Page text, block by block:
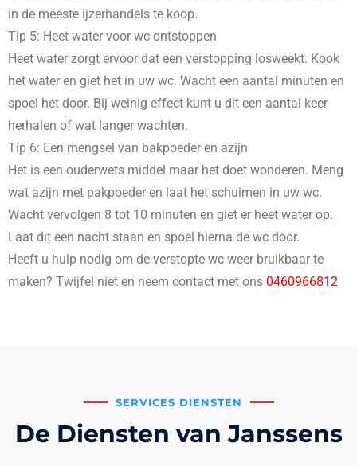
in de meeste ijzerhandels te koop.
Tip 5: Heet water voor wc ontstoppen
Heet water zorgt ervoor dat een verstopping losweekt. Kook
het water en giet het in uw wc. Wacht een aantal minuten en
spoel het door. Bij weinig effect kunt u dit een aantal keer
herhalen of wat langer wachten.
Tip 6: Een mengsel van bakpoeder en azijn
Het is een ouderwets middel maar het doet wonderen. Meng
wat azijn met pakpoeder en laat het schuimen in uw wc.
Wacht vervolgen 8 tot 10 minuten en giet er heet water op.
Laat dit een nacht staan en spoel hierna de wc door.
Heeft u hulp nodig om de verstopte wc weer bruikbaar te
maken? Twijfel niet en neem contact met ons 0460966812
SERVICES DIENSTEN
De Diensten van Janssens